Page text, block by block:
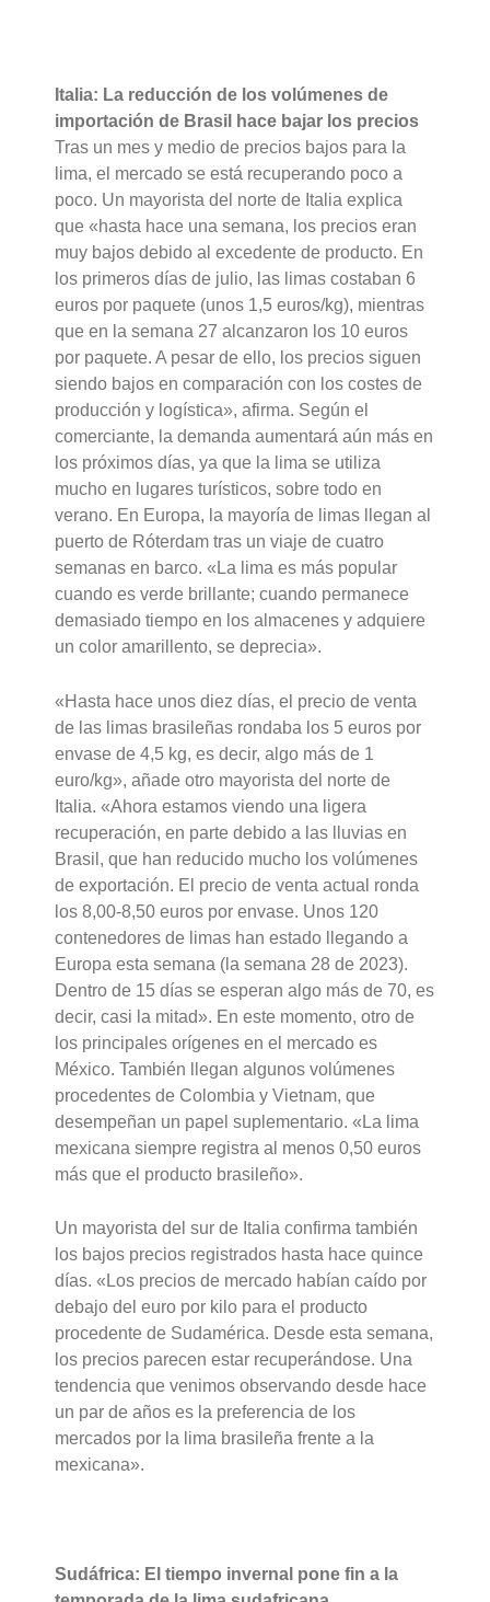
Italia: La reducción de los volúmenes de
importación de Brasil hace bajar los precios
Tras un mes y medio de precios bajos para la
lima, el mercado se está recuperando poco a
poco. Un mayorista del norte de Italia explica
que «hasta hace una semana, los precios eran
muy bajos debido al excedente de producto. En
los primeros días de julio, las limas costaban 6
euros por paquete (unos 1,5 euros/kg), mientras
que en la semana 27 alcanzaron los 10 euros
por paquete. A pesar de ello, los precios siguen
siendo bajos en comparación con los costes de
producción y logística», afirma. Según el
comerciante, la demanda aumentará aún más en
los próximos días, ya que la lima se utiliza
mucho en lugares turísticos, sobre todo en
verano. En Europa, la mayoría de limas llegan al
puerto de Róterdam tras un viaje de cuatro
semanas en barco. «La lima es más popular
cuando es verde brillante; cuando permanece
demasiado tiempo en los almacenes y adquiere
un color amarillento, se deprecia».
«Hasta hace unos diez días, el precio de venta
de las limas brasileñas rondaba los 5 euros por
envase de 4,5 kg, es decir, algo más de 1
euro/kg», añade otro mayorista del norte de
Italia. «Ahora estamos viendo una ligera
recuperación, en parte debido a las lluvias en
Brasil, que han reducido mucho los volúmenes
de exportación. El precio de venta actual ronda
los 8,00-8,50 euros por envase. Unos 120
contenedores de limas han estado llegando a
Europa esta semana (la semana 28 de 2023).
Dentro de 15 días se esperan algo más de 70, es
decir, casi la mitad». En este momento, otro de
los principales orígenes en el mercado es
México. También llegan algunos volúmenes
procedentes de Colombia y Vietnam, que
desempeñan un papel suplementario. «La lima
mexicana siempre registra al menos 0,50 euros
más que el producto brasileño».
Un mayorista del sur de Italia confirma también
los bajos precios registrados hasta hace quince
días. «Los precios de mercado habían caído por
debajo del euro por kilo para el producto
procedente de Sudamérica. Desde esta semana,
los precios parecen estar recuperándose. Una
tendencia que venimos observando desde hace
un par de años es la preferencia de los
mercados por la lima brasileña frente a la
mexicana».
Sudáfrica: El tiempo invernal pone fin a la